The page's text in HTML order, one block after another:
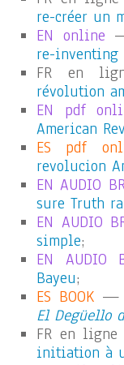
re-créer un
EN online
re-
FR en
révolution
EN pdf
American
ES pdf
revolucion
EN AUDIO
sure Truth
EN AUDIO
simple;
EN AUDIO
Bayeu;
ES BOOK —
El Degüello
FR en
initiation à